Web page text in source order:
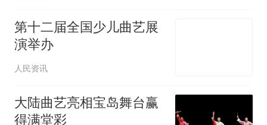
3D！
热 制裁瓜子饺子，美国怕什
第十二届全国少儿曲艺展
演举办
人民资讯
大陆曲艺亮相宝岛舞台赢
得满堂彩